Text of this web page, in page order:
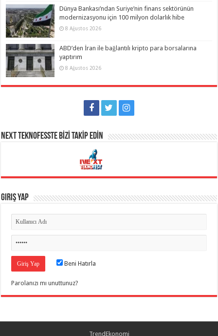
Dünya Bankası’ndan Suriye’nin finans sektörünün
modernizasyonu için 100 milyon dolarlık hibe
8 Ağustos 2026
ABD’den İran ile bağlantılı kripto para borsalarına
yaptırım
8 Ağustos 2026
NEXT TEKNOFESSTE BİZİ TAKİP EDİN
Giriş Yap
Beni Hatırla
Parolanızı mı unuttunuz?
TrendEkonomi